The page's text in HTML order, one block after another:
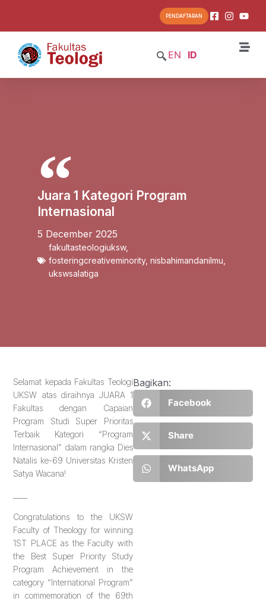
PENDAFTARAN
EN ID
Juara 1 Kategori Program
Internasional
5 December 2025
fakultasteologiuksw,
fosteringcreativeminority, nisbahimandanilmu
ukswsalatiga
Selamat kepada Fakultas Teologi
UKSW atas diraihnya JUARA 1
Fakultas dengan Capaian
Program Studi Super Prioritas
Terbaik Kategori “Program
Internasional” dalam rangka Dies
Natalis ke-69 Universitas Kristen
Satya Wacana!
Congratulations to the UKSW
Faculty of Theology for winning
1ST PLACE as the Faculty with
the Best Super Priority Study
Program Achievement in the
category “International Program”
in commemoration of the 69th
Bagikan:
Facebook
Share
WhatsApp